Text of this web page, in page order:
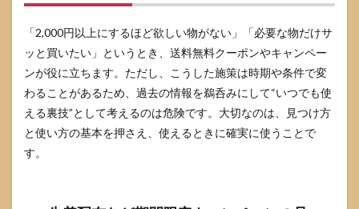
「2,000円以上にするほど欲しい物がない」「必要な物だけサ
ッと買いたい」というとき、送料無料クーポンやキャンペー
ンが役に立ちます。ただし、こうした施策は時期や条件で変
わることがあるため、過去の情報を鵜呑みにして“いつでも使
える裏技”として考えるのは危険です。大切なのは、見つけ方
と使い方の基本を押さえ、使えるときに確実に使うことで
す。